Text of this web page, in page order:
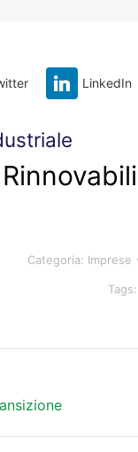
LinkedIn
Categoria: Imprese
Tags: